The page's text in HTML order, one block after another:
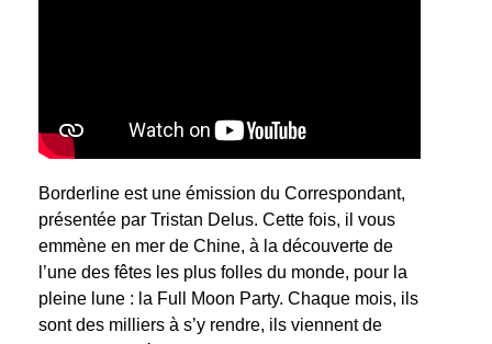
Borderline est une émission du Correspondant,
présentée par Tristan Delus. Cette fois, il vous
emmène en mer de Chine, à la découverte de
l’une des fêtes les plus folles du monde, pour la
pleine lune : la Full Moon Party. Chaque mois, ils
sont des milliers à s’y rendre, ils viennent de